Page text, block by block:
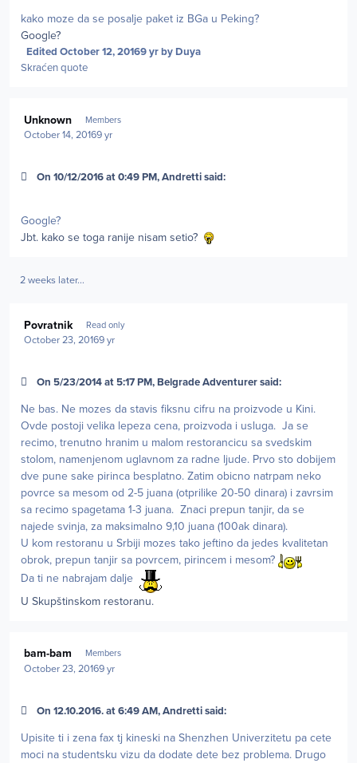
kako moze da se posalje paket iz BGa u Peking?
Google?
Edited October 12, 20169 yrby Duya
Skraćen quote
Unknown Members
October 14, 20169 yr
On 10/12/2016 at 0:49 PM, Andretti said:
Google?
Jbt. kako se toga ranije nisam setio?
2 weeks later...
Povratnik Read only
October 23, 20169 yr
On 5/23/2014 at 5:17 PM, Belgrade Adventurer said:
Ne bas. Ne mozes da stavis fiksnu cifru na proizvode u Kini.
Ovde postoji velika lepeza cena, proizvoda i usluga. Ja se
recimo, trenutno hranim u malom restorancicu sa svedskim
stolom, namenjenom uglavnom za radne ljude. Prvo sto dobijem
dve pune sake pirinca besplatno. Zatim obicno natrpam neko
povrce sa mesom od 2-5 juana (otprilike 20-50 dinara) i zavrsim
sa recimo spagetama 1-3 juana. Znaci prepun tanjir, da se
najede svinja, za maksimalno 9,10 juana (100ak dinara).
U kom restoranu u Srbiji mozes tako jeftino da jedes kvalitetan
obrok, prepun tanjir sa povrcem, pirincem i mesom?
Da ti ne nabrajam dalje
U Skupštinskom restoranu.
bam-bam Members
October 23, 20169 yr
On 12.10.2016. at 6:49 AM, Andretti said:
Upisite ti i zena fax tj kineski na Shenzhen Univerzitetu pa cete
moci na studentsku vizu da dodate dete bez problema. Drugo